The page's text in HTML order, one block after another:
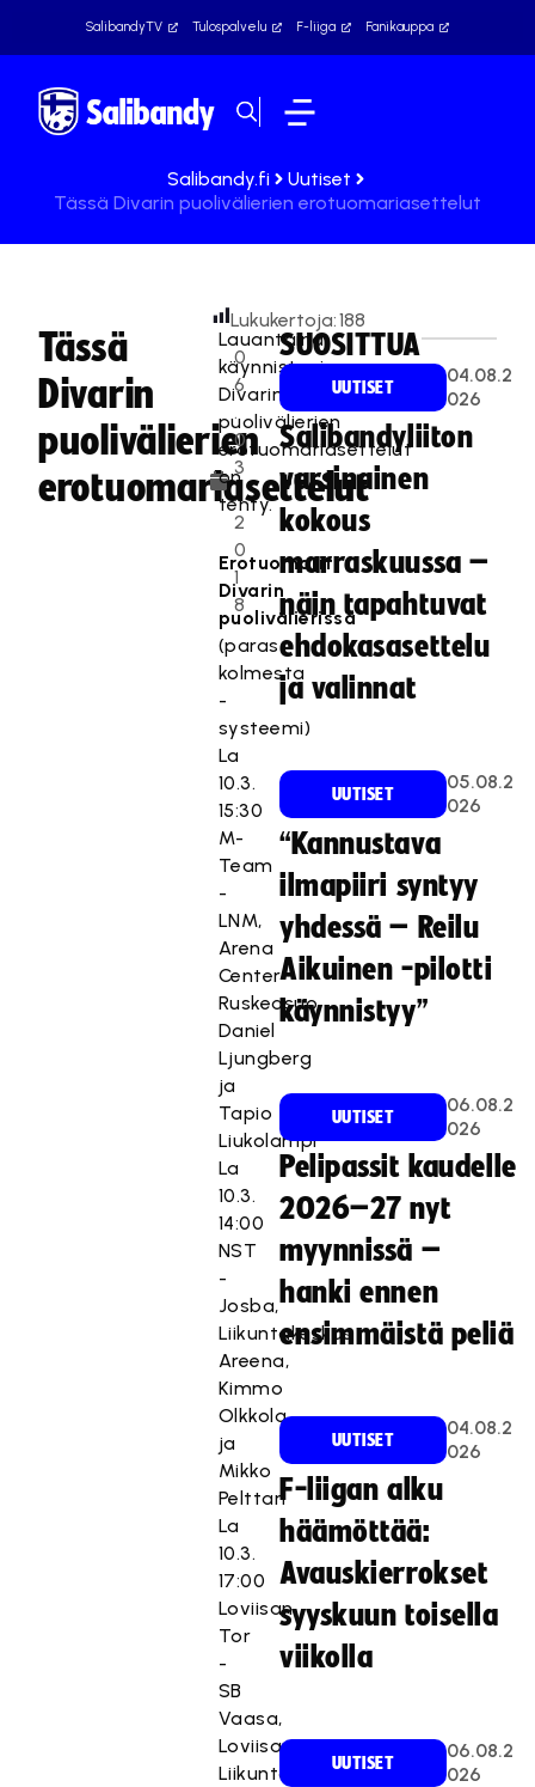
SalibandyTV Tulospalvelu F-liiga Fanikauppa
Salibandy.fi
Uutiset
Tässä Divarin puolivälierien erotuomariasettelut
Tässä
Divarin
puolivälierien
erotuomariasettelut
0
6
.
0
3
.
2
0
1
8
Lukukertoja:188
Lauantaina
käynnistyvien
Divarin
puolivälierien
erotuomariasettelut
on
tehty.
Erotuomarit
Divarin
puolivälierissä
(paras
kolmesta
-
systeemi)
La
10.3.
15:30
M-
Team
-
LNM,
Arena
Center
Ruskeasuo,
Daniel
Ljungberg
ja
Tapio
Liukolampi
La
10.3.
14:00
NST
-
Josba,
Liikuntakeskus
Areena,
Kimmo
Olkkola
ja
Mikko
Pelttari
La
10.3.
17:00
Loviisan
Tor
-
SB
Vaasa,
Loviisan
Liikuntahalli,
SUOSITTUA
UUTISET
04.08.2
026
Salibandyliiton
varsinainen
kokous
marraskuussa –
näin tapahtuvat
ehdokasasettelu
ja valinnat
UUTISET
05.08.2
026
“Kannustava
ilmapiiri syntyy
yhdessä – Reilu
Aikuinen -pilotti
käynnistyy”
UUTISET
06.08.2
026
Pelipassit kaudelle
2026–27 nyt
myynnissä –
hanki ennen
ensimmäistä peliä
UUTISET
04.08.2
026
F-liigan alku
häämöttää:
Avauskierrokset
syyskuun toisella
viikolla
UUTISET
06.08.2
026